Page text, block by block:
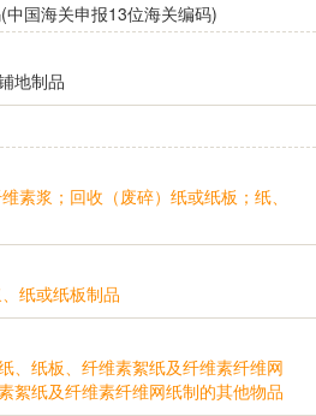
国海关申报13位海关编码)
地制品
素浆；回收（废碎）纸或纸板；纸、
纸或纸板制品
、纸板、纤维素絮纸及纤维素纤维网
絮纸及纤维素纤维网纸制的其他物品